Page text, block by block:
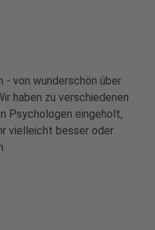
- von wunderschön über
haben zu verschiedenen
Psychologen eingeholt,
vielleicht besser oder